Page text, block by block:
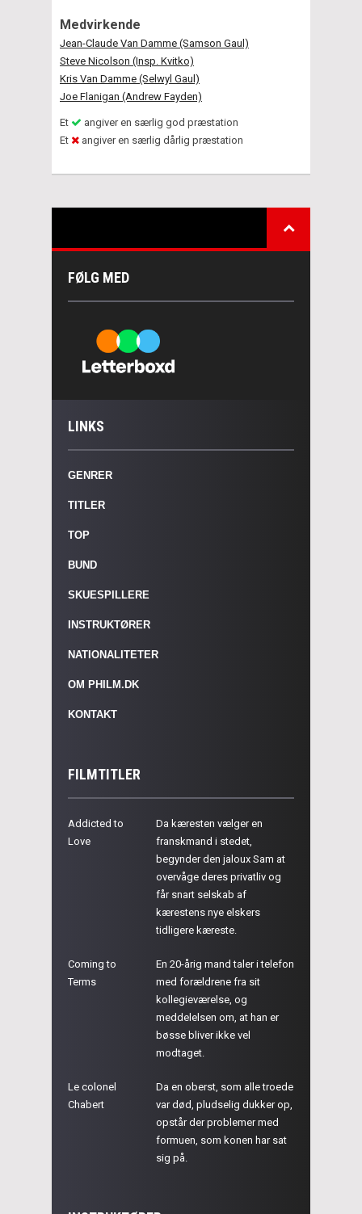
Medvirkende
Jean-Claude Van Damme (Samson Gaul)
Steve Nicolson (Insp. Kvitko)
Kris Van Damme (Selwyl Gaul)
Joe Flanigan (Andrew Fayden)
Et
angiver en særlig god præstation
Et
angiver en særlig dårlig præstation
FØLG MED
LINKS
GENRER
TITLER
TOP
BUND
SKUESPILLERE
INSTRUKTØRER
NATIONALITETER
OM PHILM.DK
KONTAKT
FILMTITLER
Addicted to
Love
Da kæresten vælger en
franskmand i stedet,
begynder den jaloux Sam at
overvåge deres privatliv og
får snart selskab af
kærestens nye elskers
tidligere kæreste.
Coming to
Terms
En 20-årig mand taler i telefon
med forældrene fra sit
kollegieværelse, og
meddelelsen om, at han er
bøsse bliver ikke vel
modtaget.
Le colonel
Chabert
Da en oberst, som alle troede
var død, pludselig dukker op,
opstår der problemer med
formuen, som konen har sat
sig på.